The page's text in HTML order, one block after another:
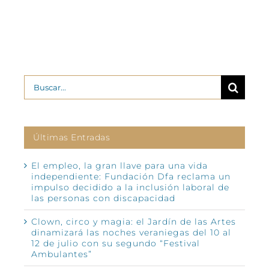
Buscar:
Últimas Entradas
El empleo, la gran llave para una vida
independiente: Fundación Dfa reclama un
impulso decidido a la inclusión laboral de
las personas con discapacidad
Clown, circo y magia: el Jardín de las Artes
dinamizará las noches veraniegas del 10 al
12 de julio con su segundo “Festival
Ambulantes”